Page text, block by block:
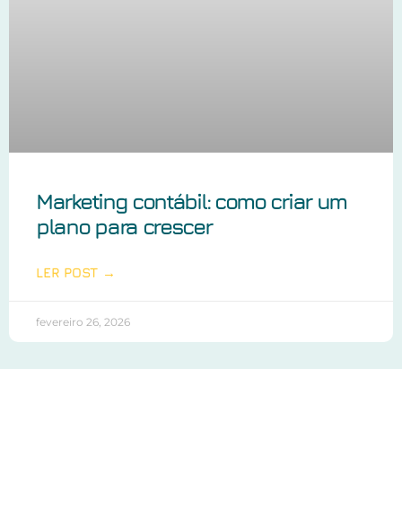
Marketing contábil: como criar um
plano para crescer
LER POST →
fevereiro 26, 2026